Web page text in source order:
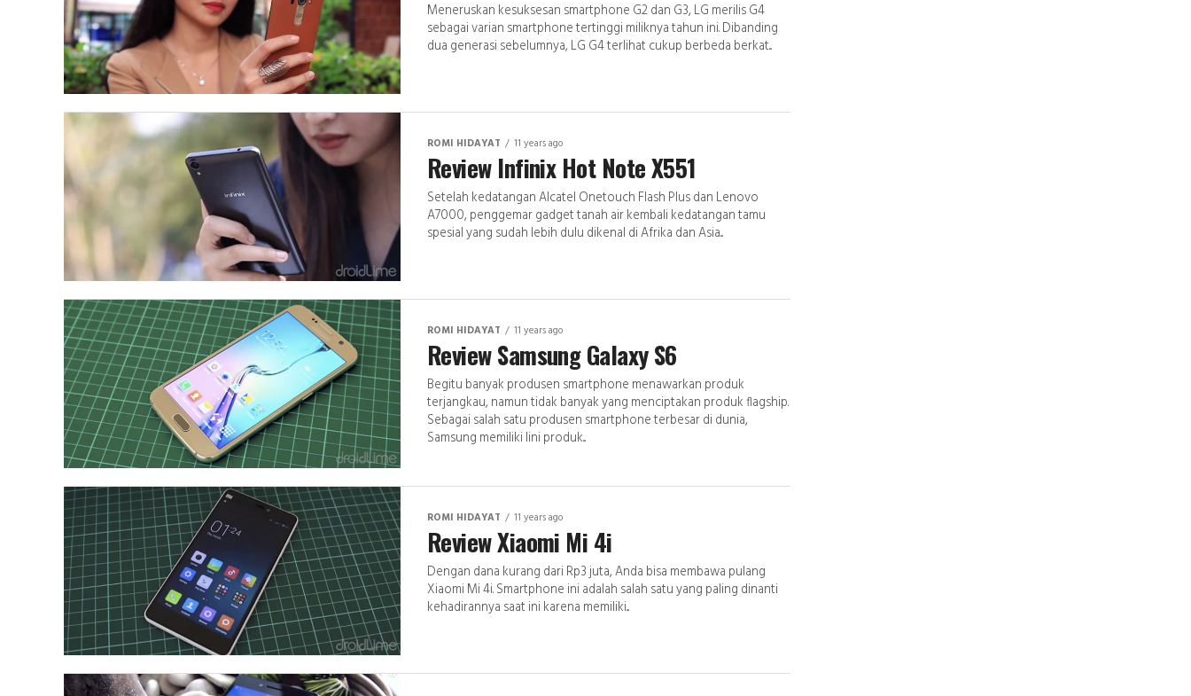
Meneruskan kesuksesan smartphone G2 dan G3, LG merilis G4
sebagai varian smartphone tertinggi miliknya tahun ini. Dibanding
dua generasi sebelumnya, LG G4 terlihat cukup berbeda berkat...
ROMI HIDAYAT 11 years ago
Review Infinix Hot Note X551
Setelah kedatangan Alcatel Onetouch Flash Plus dan Lenovo
A7000, penggemar gadget tanah air kembali kedatangan tamu
spesial yang sudah lebih dulu dikenal di Afrika dan Asia...
ROMI HIDAYAT 11 years ago
Review Samsung Galaxy S6
Begitu banyak produsen smartphone menawarkan produk
terjangkau, namun tidak banyak yang menciptakan produk flagship.
Sebagai salah satu produsen smartphone terbesar di dunia,
Samsung memiliki lini produk...
ROMI HIDAYAT 11 years ago
Review Xiaomi Mi 4i
Dengan dana kurang dari Rp3 juta, Anda bisa membawa pulang
Xiaomi Mi 4i. Smartphone ini adalah salah satu yang paling dinanti
kehadirannya saat ini karena memiliki...